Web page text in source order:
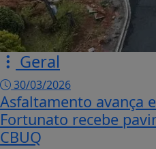
Geral
30/03/2026
Asfaltamento avança
Fortunato recebe
CBUQ